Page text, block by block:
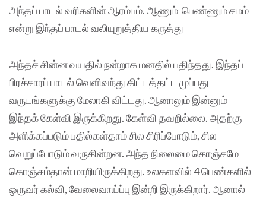
அந்தப் பாடல் வரிகளின் ஆரம்பம். ஆணும் பெண்ணும் சமம்
என்று இந்தப் பாடல் வலியுறுத்திய கருத்து
அந்தச் சின்ன வயதில் நன்றாக மனதில் பதிந்தது. இந்தப்
பிரச்சாரப் பாடல் வெளிவந்து கிட்டத்தட்ட முப்பது
வருடங்களுக்கு மேலாகி விட்டது. ஆனாலும் இன்னும்
இந்தக் கேள்வி இருக்கிறது. கேள்வி தவறில்லை. அதற்கு
அளிக்கப்படும் பதில்கள்தாம் சில சிரிப்போடும், சில
வெறுப்போடும் வருகின்றன. அந்த நிலைமை கொஞ்சமே
கொஞ்சம்தான் மாறியிருக்கிறது. உலகளவில் 4 பெண்களில்
ஒருவர் கல்வி, வேலைவாய்ப்பு இன்றி இருக்கிறார். ஆனால்